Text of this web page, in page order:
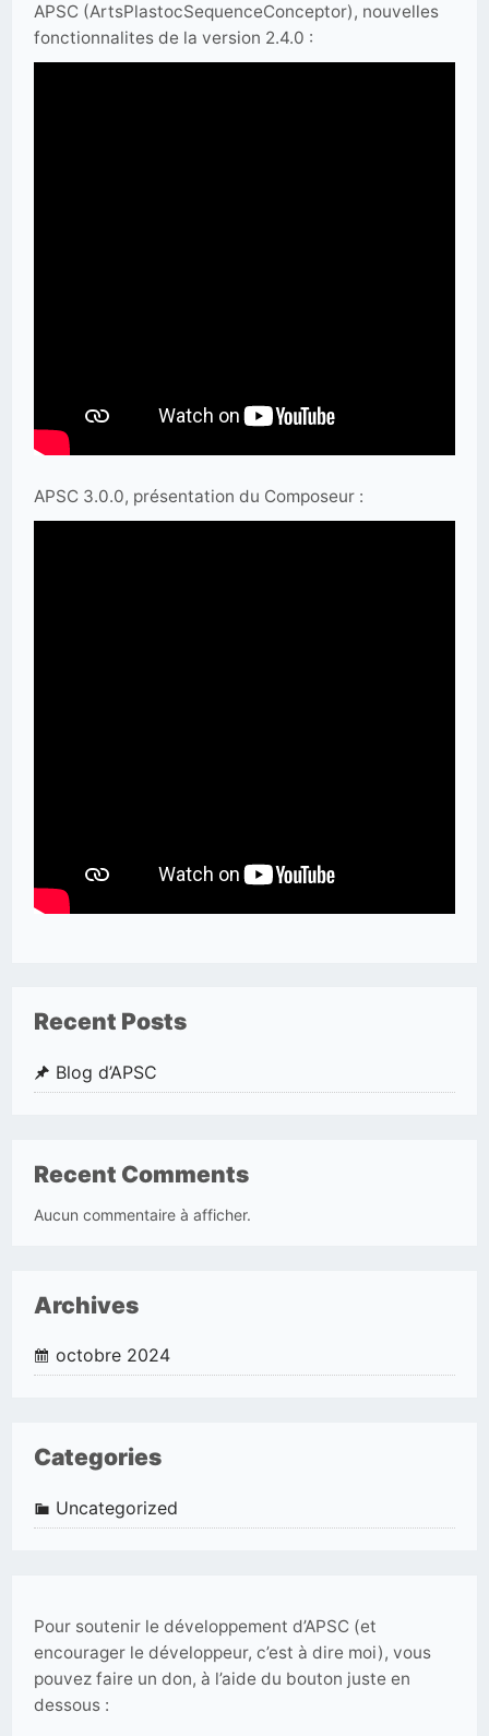
APSC (ArtsPlastocSequenceConceptor), nouvelles
fonctionnalites de la version 2.4.0 :
APSC 3.0.0, présentation du Composeur :
Recent Posts
Blog d’APSC
Recent Comments
Aucun commentaire à afficher.
Archives
octobre 2024
Categories
Uncategorized
Pour soutenir le développement d’APSC (et
encourager le développeur, c’est à dire moi), vous
pouvez faire un don, à l’aide du bouton juste en
dessous :